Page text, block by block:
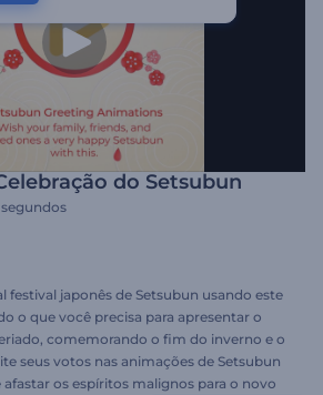
do Setsubun
segundos
festival japonês de Setsubun usando este
o que você precisa para apresentar o
comemorando o fim do inverno e o
seus votos nas animações de Setsubun
afastar os espíritos malignos para o novo